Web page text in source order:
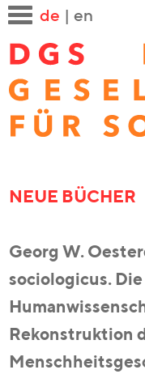
de en
NEUE BÜCHER
Georg W.
sociologicus.
Rekonstruktion